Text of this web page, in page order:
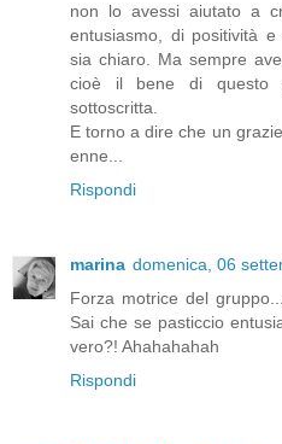
non lo avessi aiutato a
entusiasmo, di positività e
sia chiaro. Ma sempre
cioè il bene di questo
sottoscritta.
E torno a dire che un
enne...
Rispondi
marina domenica, 06
Forza motrice del
Sai che se pasticcio
vero?! Ahahahahah
Rispondi